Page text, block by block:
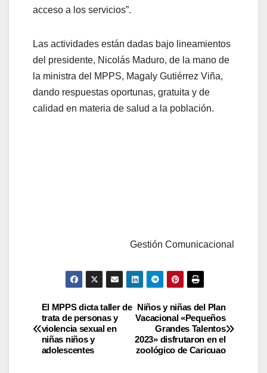
acceso a los servicios”.
Las actividades están dadas bajo lineamientos
del presidente, Nicolás Maduro, de la mano de
la ministra del MPPS, Magaly Gutiérrez Viña,
dando respuestas oportunas, gratuita y de
calidad en materia de salud a la población.
Gestión Comunicacional
Niños y niñas del Plan
Vacacional «Pequeños
Grandes Talentos
2023» disfrutaron en el
zoológico de Caricuao
El MPPS dicta taller de
trata de personas y
violencia sexual en
niñas niños y
adolescentes